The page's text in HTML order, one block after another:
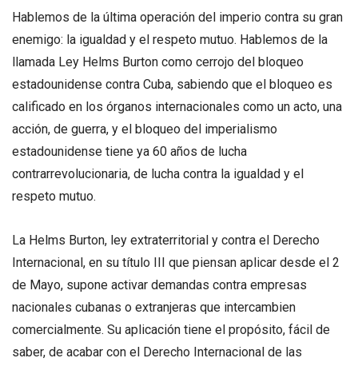
Hablemos de la última operación del imperio contra su gran
enemigo: la igualdad y el respeto mutuo. Hablemos de la
llamada Ley Helms Burton como cerrojo del bloqueo
estadounidense contra Cuba, sabiendo que el bloqueo es
calificado en los órganos internacionales como un acto, una
acción, de guerra, y el bloqueo del imperialismo
estadounidense tiene ya 60 años de lucha
contrarrevolucionaria, de lucha contra la igualdad y el
respeto mutuo.
La Helms Burton, ley extraterritorial y contra el Derecho
Internacional, en su título III que piensan aplicar desde el 2
de Mayo, supone activar demandas contra empresas
nacionales cubanas o extranjeras que intercambien
comercialmente. Su aplicación tiene el propósito, fácil de
saber, de acabar con el Derecho Internacional de las